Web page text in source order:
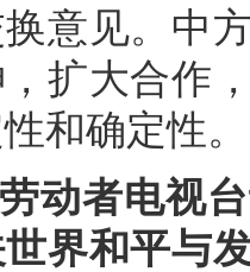
意见。中
扩大合作
和确定性。
动者电视
界和平与